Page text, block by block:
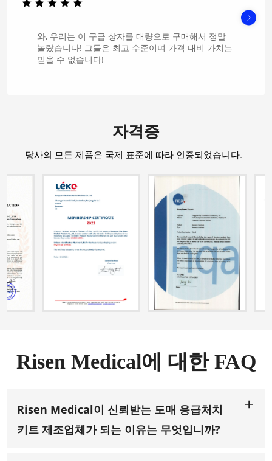
와, 우리는 이 구급 상자를 대량으로 구매해서 정말
놀랐습니다! 그들은 최고 수준이며 가격 대비 가치는
믿을 수 없습니다!
자격증
당사의 모든 제품은 국제 표준에 따라 인증되었습니다.
Risen Medical에 대한 FAQ
Risen Medical이 신뢰받는 도매 응급처치
키트 제조업체가 되는 이유는 무엇입니까?